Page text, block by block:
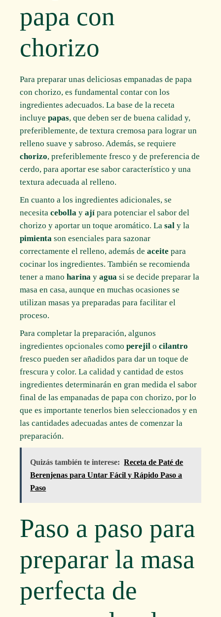
papa con
chorizo
Para preparar unas deliciosas empanadas de papa
con chorizo, es fundamental contar con los
ingredientes adecuados. La base de la receta
incluyepapas, que deben ser de buena calidad y,
preferiblemente, de textura cremosa para lograr un
relleno suave y sabroso. Además, se requiere
chorizo, preferiblemente fresco y de preferencia de
cerdo, para aportar ese sabor característico y una
textura adecuada al relleno.
En cuanto a los ingredientes adicionales, se
necesitacebolla yají para potenciar el sabor del
chorizo y aportar un toque aromático. Lasal y la
pimienta son esenciales para sazonar
correctamente el relleno, además deaceite para
cocinar los ingredientes. También se recomienda
tener a manoharina yagua si se decide preparar la
masa en casa, aunque en muchas ocasiones se
utilizan masas ya preparadas para facilitar el
proceso.
Para completar la preparación, algunos
ingredientes opcionales comoperejil ocilantro
fresco pueden ser añadidos para dar un toque de
frescura y color. La calidad y cantidad de estos
ingredientes determinarán en gran medida el sabor
final de las empanadas de papa con chorizo, por lo
que es importante tenerlos bien seleccionados y en
las cantidades adecuadas antes de comenzar la
preparación.
Quizás también te interese: Receta de Paté de
Berenjenas para Untar Fácil y Rápido Paso a
Paso
Paso a paso para
preparar la masa
perfecta de